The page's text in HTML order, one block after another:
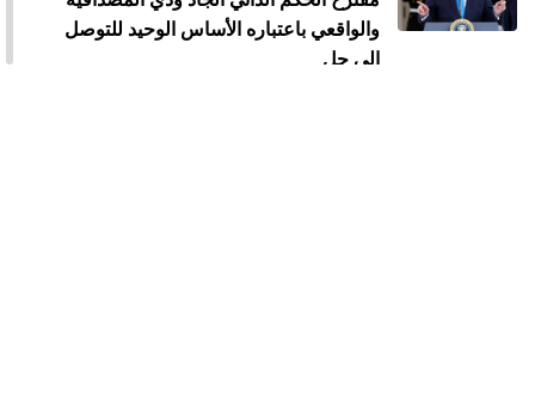
والواقعي باعتباره الأساس الوحيد للتوصل
إلى حل